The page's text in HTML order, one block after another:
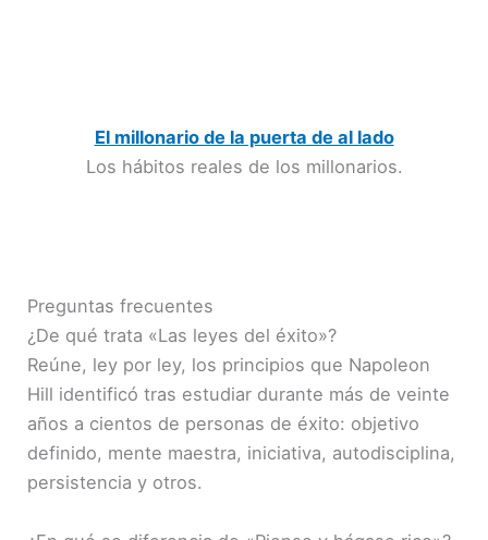
El millonario de la puerta de al lado
Los hábitos reales de los millonarios.
Preguntas frecuentes
¿De qué trata «Las leyes del éxito»?
Reúne, ley por ley, los principios que Napoleon
Hill identificó tras estudiar durante más de veinte
años a cientos de personas de éxito: objetivo
definido, mente maestra, iniciativa, autodisciplina,
persistencia y otros.